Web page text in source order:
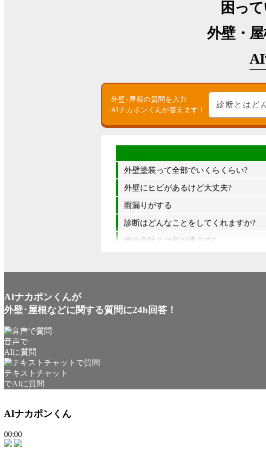
困っ
外壁・
外壁･屋根の質問を入力
AIナカポンくんが答えます！
外壁塗装って全部でいくらくらい?
外壁にヒビがあるけど大丈夫?
雨漏りがする
診断はどんなことをしてくれますか?
他の会社とは何が違うの?
AIナカポンくんが
外壁･屋根などに関する質問に24h回答！
音声で
AIに質問
テキストチャット
でAIに質問
AIナカポンくん
00:00